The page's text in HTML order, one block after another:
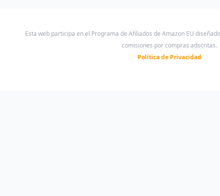
Esta web participa en el Programa de Afiliados de Amazon EU
comisiones por compras adscritas.
Política de Privacidad